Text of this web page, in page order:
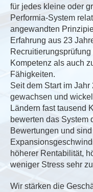
für jedes kleine oder
Performia-System
angewandten
Erfahrung aus 23
Kompetenz als auch
Fähigkeiten.
Seit dem Start im
gewachsen und
Ländern fast tausend
bewerten das System
Bewertungen und
höherer Rentabilität,
weniger Stress sehr
Wir stärken die